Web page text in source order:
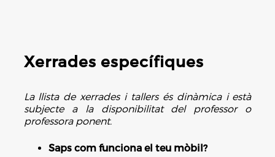
Xerrades específiques
La llista de xerrades i tallers és dinàmica i està
subjecte a la disponibilitat del professor o
professora ponent.
Saps com funciona el teu mòbil?